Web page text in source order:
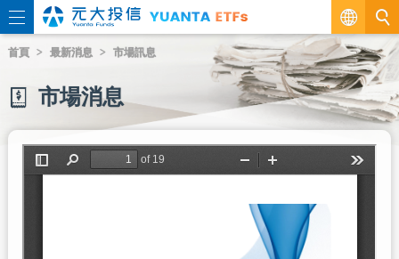
繁
EN
首頁 最新消息 市場訊息
市場消息